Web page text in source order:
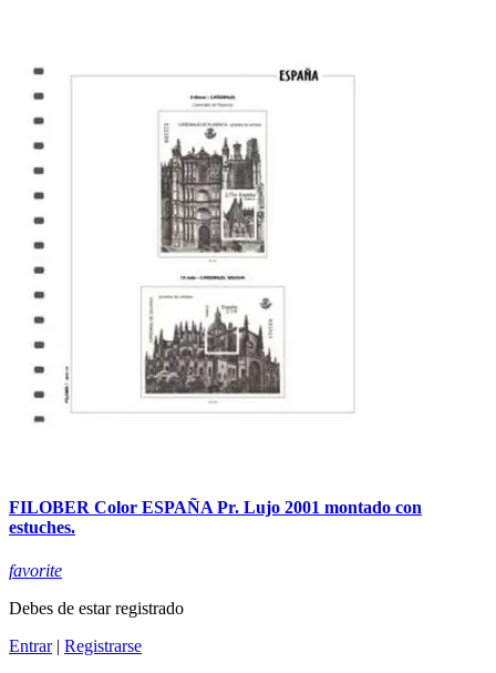
FILOBER Color ESPAÑA Pr. Lujo 2001 montado con
estuches.
favorite
Debes de estar registrado
Entrar| Registrarse